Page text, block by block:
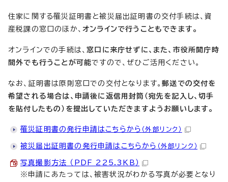
住家に関する罹災証明書と被災届出証明書の交付手続は、資
産税課の窓口のほか、 オンラインで行うこともできます。
オンラインでの手続は、窓口に来庁せずに、また、市役所開庁時
間外でも行うことが可能ですので、ぜひご活用ください。
なお、証明書は原則窓口での交付となります。郵送での交付を
希望される場合は、申請後に返信用封筒（宛先を記入し、切手
を貼付したもの）を提出していただきますようお願いします。
罹災証明書の発行申請はこちらから （外部リンク）
被災届出証明書の発行申請はこちらから （外部リンク）
写真撮影方法 （PDF 225.3KB）
※申請にあたっては、被害状況がわかる写真が必要となり